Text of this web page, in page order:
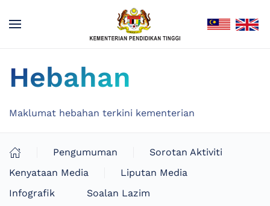
Hebahan
Maklumat hebahan terkini kementerian
Pengumuman
Sorotan Aktiviti
Kenyataan Media
Liputan Media
Infografik
Soalan Lazim